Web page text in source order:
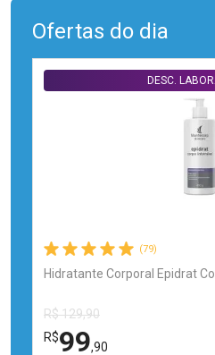
Ofertas do dia
(79)
Hidratante Corporal Epidrat
DESC.
R$ 129,90
R$99,90